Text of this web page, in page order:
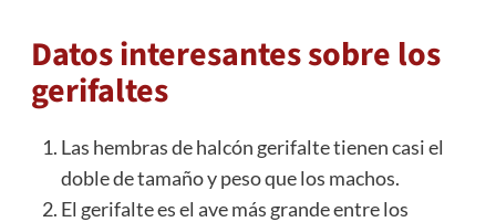
Datos interesantes sobre los
gerifaltes
Las hembras de halcón gerifalte tienen casi el
doble de tamaño y peso que los machos.
El gerifalte es el ave más grande entre los